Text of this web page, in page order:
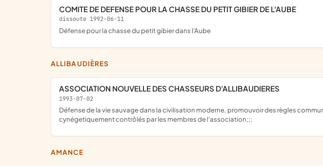
COMITE DE DEFENSE POUR LA CHASSE DU PETIT GIBIER DE L'AUBE
dissoute 1992-06-11
défense pour la chasse du petit gibier dans l'Aube
ALLIBAUDIÈRES
ASSOCIATION NOUVELLE DES CHASSEURS D'ALLIBAUDIERES
1993-07-02
défense de la vie sauvage dans la civilisation moderne, promouvoir des règles communes d'aménagement et la gestion des espèces sauvage sur les territoires
cynégetiquement contrôlés par les membres de l'association;;;
AMANCE